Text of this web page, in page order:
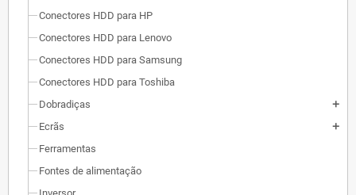
Conectores HDD para HP
Conectores HDD para Lenovo
Conectores HDD para Samsung
Conectores HDD para Toshiba
Dobradiças
add
Ecrãs add
Ferramentas
Fontes de alimentação